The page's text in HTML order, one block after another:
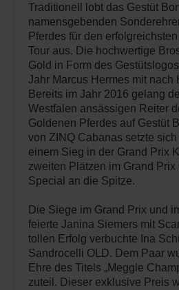
Traditionell lobt das Gestüt
namensgebenden
Pferdes für den
Tour aus. Die hochwertige
Gold in Form des
Jahr Marcus Hermes mit nach
Bereits im Jahr 2016 gelang
Westfalen ansässigen Reiter
Goldenen Pferdes auf Gestüt
von ZINQ Cabanas setzte
einem Sieg in der Grand Prix
zweiten Plätzen im Grand Prix
Special an die Spitze.
Die Siege im Grand Prix und
feierte Janina Siemers mit
tollen Erfolg verbuchte Ina
Sandrocelli OLD. Dem Paar
Ehre des Titels „Meggle
zuteil. Dieser exklusive Preis